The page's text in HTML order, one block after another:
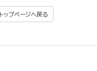
トップページへ戻る